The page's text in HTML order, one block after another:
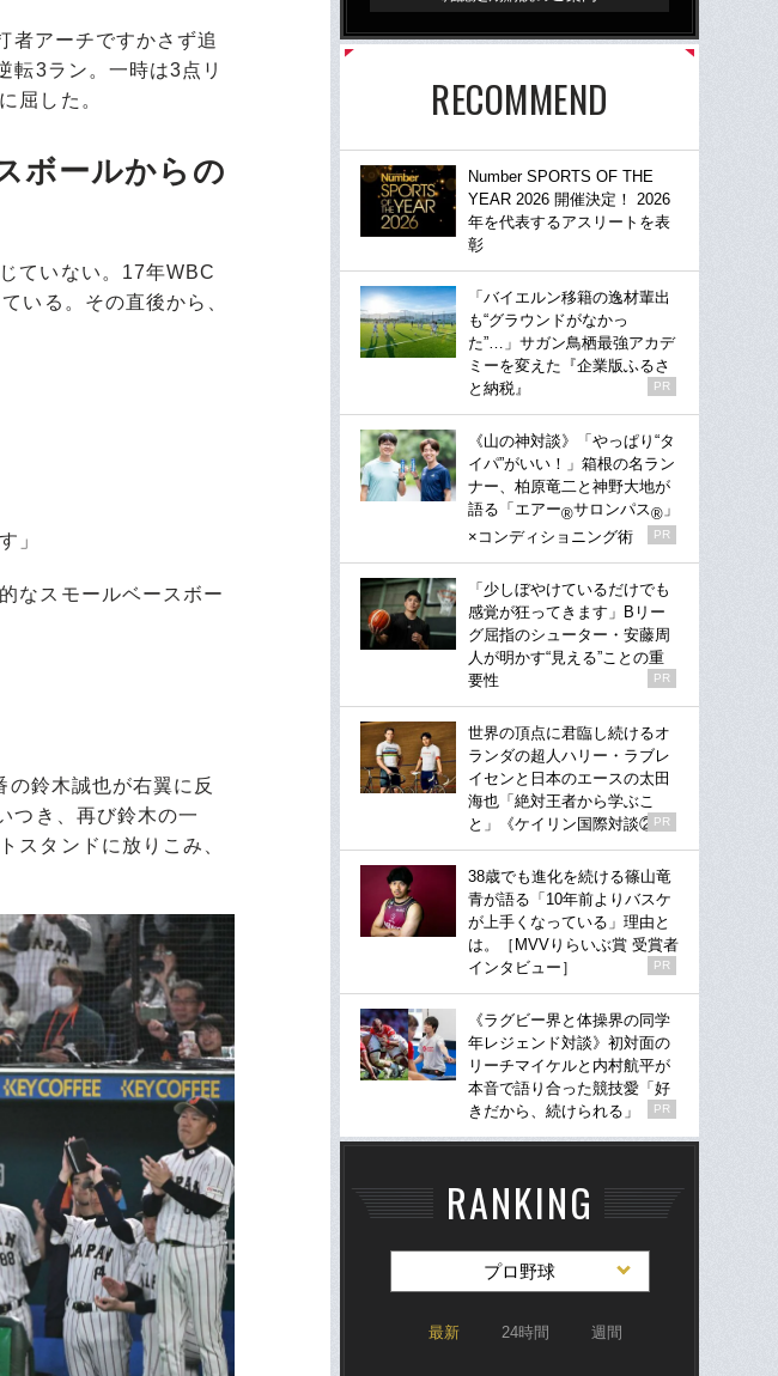
アーチですかさず追
転3ラン。一時は3点リ
屈した。
ボールからの
ていない。17年WBC
いる。その直後から、
」
なスモールベースボー
鈴木誠也が右翼に反
つき、再び鈴木の一
スタンドに放りこみ、
RECOMMEND
Number SPORTS OF THE
YEAR 2026 開催決定！ 2026
年を代表するアスリートを表
彰
「バイエルン移籍の逸材輩出
も“グラウンドがなかっ
た”…」サガン鳥栖最強アカデ
ミーを変えた『企業版ふるさ
と納税』
PR
《山の神対談》「やっぱり“タ
イパ”がいい！」箱根の名ラン
ナー、柏原竜二と神野大地が
語る「エアー®サロンパス® 」
×コンディショニング術
PR
「少しぼやけているだけでも
感覚が狂ってきます」Bリー
グ屈指のシューター・安藤周
人が明かす“見える”ことの重
要性
PR
世界の頂点に君臨し続けるオ
ランダの超人ハリー・ラブレ
イセンと日本のエースの太田
海也「絶対王者から学ぶこ
と」《ケイリン国際対談②》
PR
38歳でも進化を続ける篠山竜
青が語る「10年前よりバスケ
が上手くなっている」理由と
は。［MVVりらいぶ賞 受賞者
インタビュー］
PR
《ラグビー界と体操界の同学
年レジェンド対談》初対面の
リーチマイケルと内村航平が
本音で語り合った競技愛「好
きだから、続けられる」
PR
RANKING
プロ野球
最新 24時間 週間